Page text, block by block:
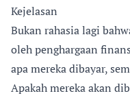
Kejelasan
Bukan rahasia lagi
oleh penghargaan
apa mereka dibayar,
Apakah mereka akan